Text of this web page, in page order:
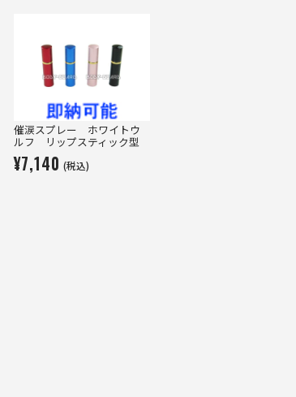
催涙スプレー ホワイトウ
ルフ リップスティック型
¥7,140 (税込)